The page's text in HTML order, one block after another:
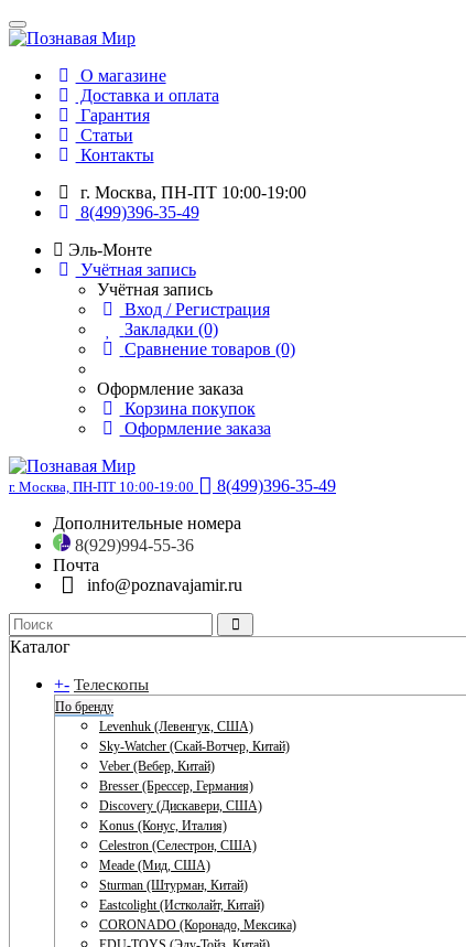
О магазине
Доставка и оплата
Гарантия
Статьи
Контакты
г. Москва, ПН-ПТ 10:00-19:00
8(499)396-35-49
Эль-Монте
Учётная запись
Учётная запись
Вход / Регистрация
Закладки (0)
Сравнение товаров (0)
Оформление заказа
Корзина покупок
Оформление заказа
г. Москва, ПН-ПТ 10:00-19:00
8(499)396-35-49
Дополнительные номера
8(929)994-55-36
Почта
info@poznavajamir.ru
Каталог
+- Телескопы
По бренду
Levenhuk (Левенгук, США)
Sky-Watcher (Скай-Вотчер, Китай)
Veber (Вебер, Китай)
Bresser (Брессер, Германия)
Discovery (Дискавери, США)
Konus (Конус, Италия)
Celestron (Селестрон, США)
Meade (Мид, США)
Sturman (Штурман, Китай)
Eastcolight (Истколайт, Китай)
CORONADO (Коронадо, Мексика)